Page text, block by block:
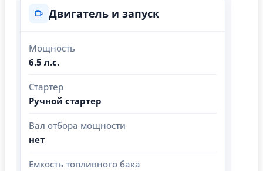
Двигатель и запуск
Мощность
6.5 л.с.
Стартер
Ручной стартер
Вал отбора мощности
нет
Емкость топливного бака